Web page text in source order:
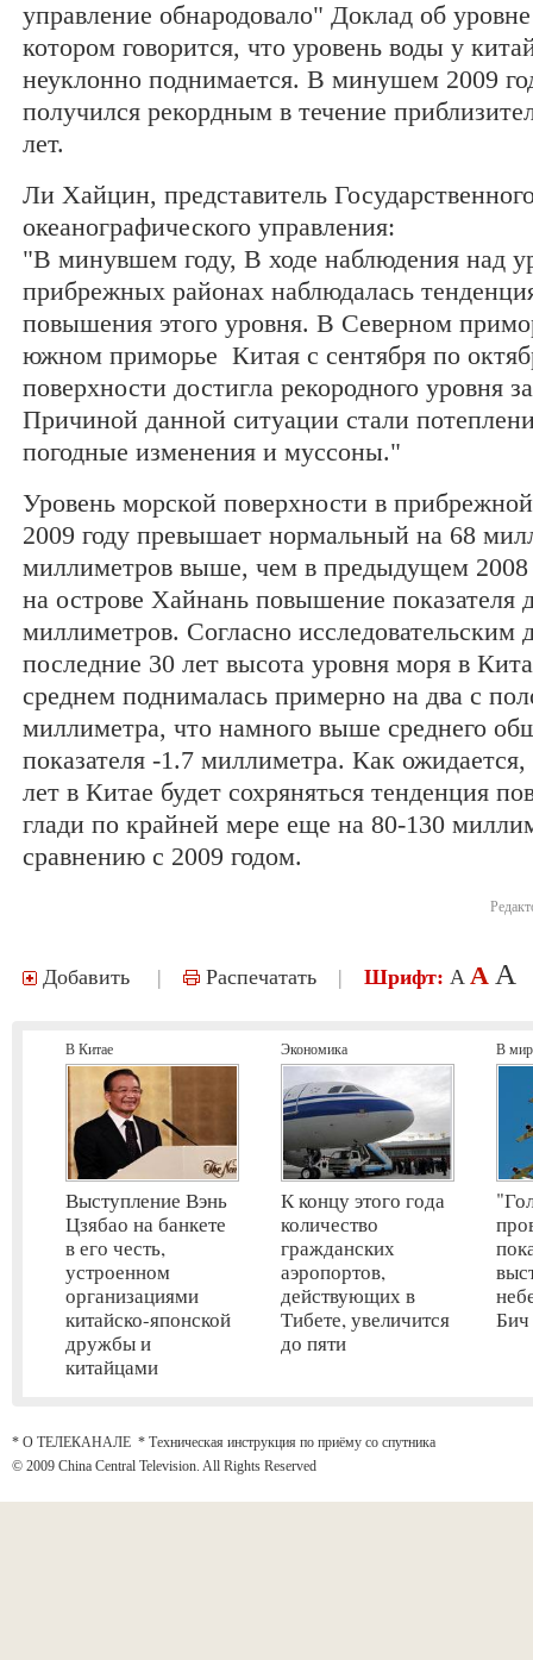
управление обнародовало" Доклад об
котором говорится, что уровень воды у
неуклонно поднимается. В минушем 2009
получился рекордным в течение
лет.
Ли Хайцин, представитель
океанографического управления:
"В минувшем году, В ходе наблюдения над
прибрежных районах наблюдалась
повышения этого уровня. В Северном
южном приморье Китая с сентября по
поверхности достигла рекородного уровня
Причиной данной ситуации стали
погодные изменения и муссоны."
Уровень морской поверхности в
2009 году превышает нормальный на 68
миллиметров выше, чем в предыдущем 2008
на острове Хайнань повышение показателя
миллиметров. Согласно исследовательским
последние 30 лет высота уровня моря в
среднем поднималась примерно на два с
миллиметра, что намного выше среднего
показателя -1.7 миллиметра. Как
лет в Китае будет сохряняться тенденция
глади по крайней мере еще на 80-130
сравнению с 2009 годом.
Добавить | Распечатать | Шрифт: A A A
В Китае
Выступление Вэнь
Цзябао на банкете
в его честь,
устроенном
организациями
китайско-японской
дружбы и
китайцами
Экономика
К концу этого года
количество
гражданских
аэропортов,
действующих в
Тибете, увеличится
до пяти
В
Бич
* О ТЕЛЕКАНАЛЕ * Техническая инструкция по приёму со спутника
© 2009 China Central Television. All Rights Reserved